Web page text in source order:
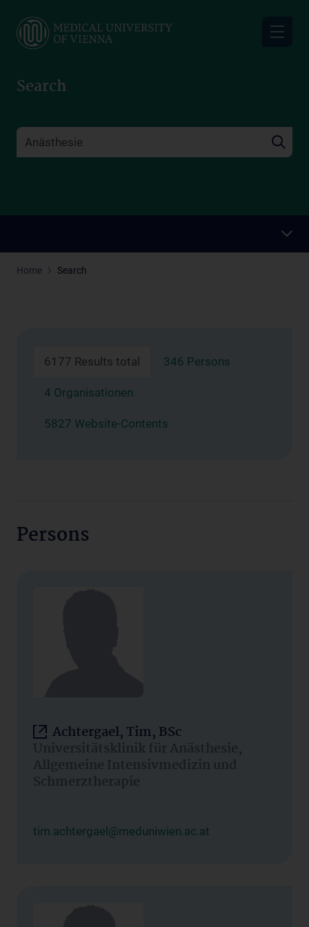
main
Search
Home Search
6177 Results total 346 Persons
4 Organisationen
5827 Website-Contents
Persons
Achtergael, Tim, BSc
Universitätsklinik für Anästhesie,
Allgemeine Intensivmedizin und
Schmerztherapie
tim.achtergael@meduniwien.ac.at